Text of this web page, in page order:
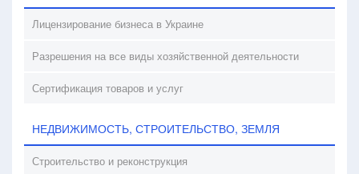
Лицензирование бизнеса в Украине
Разрешения на все виды хозяйственной деятельности
Сертификация товаров и услуг
НЕДВИЖИМОСТЬ, СТРОИТЕЛЬСТВО, ЗЕМЛЯ
Строительство и реконструкция